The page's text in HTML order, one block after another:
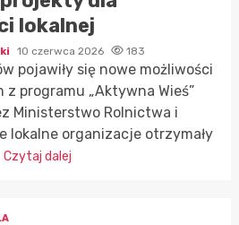
lokalnej
10 czerwca 2026 183
pojawiły się nowe możliwości
programu „Aktywna Wieś”
Ministerstwo Rolnictwa i
lokalne organizacje otrzymały
Czytaj dalej